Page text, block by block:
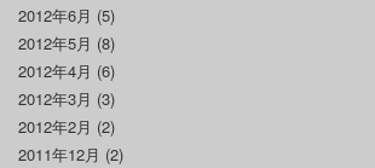
2012年6月 (5)
2012年5月 (8)
2012年4月 (6)
2012年3月 (3)
2012年2月 (2)
2011年12月 (2)